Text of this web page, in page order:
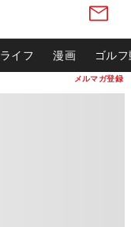
メルマガ登録
ライフ 漫画 ゴル